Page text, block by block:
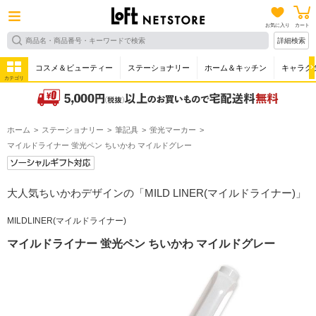
お気に入り カート
詳細検索
カテゴリ
コスメ＆ビューティー ステーショナリー ホーム＆キッチン キャラク
ホーム ステーショナリー 筆記具
蛍光マーカー
マイルドライナー 蛍光ペン ちいかわ マイルドグレー
大人気ちいかわデザインの「MILD LINER(マイルドライナー)」
MILDLINER(マイルドライナー)
マイルドライナー 蛍光ペン ちいかわ マイルドグレー